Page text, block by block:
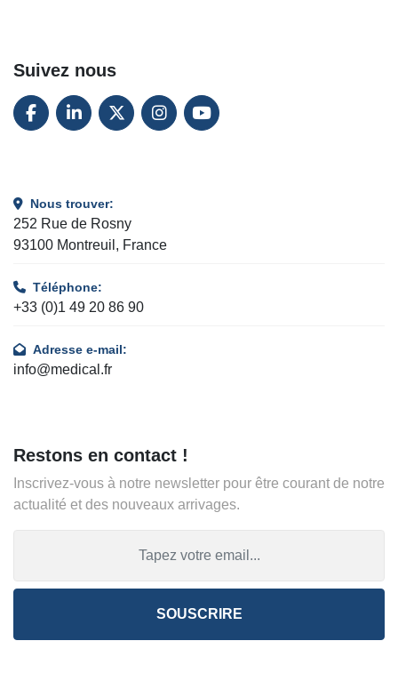
Suivez nous
FACEBOOK
LINKEDINTWITTERINSTAGRAM
YOUTUBE
Nous trouver:
252 Rue de Rosny
93100 Montreuil, France
Téléphone:
+33 (0)1 49 20 86 90
Adresse e-mail:
info@medical.fr
Restons en contact !
Inscrivez-vous à notre newsletter pour être courant de notre
actualité et des nouveaux arrivages.
SOUSCRIRE